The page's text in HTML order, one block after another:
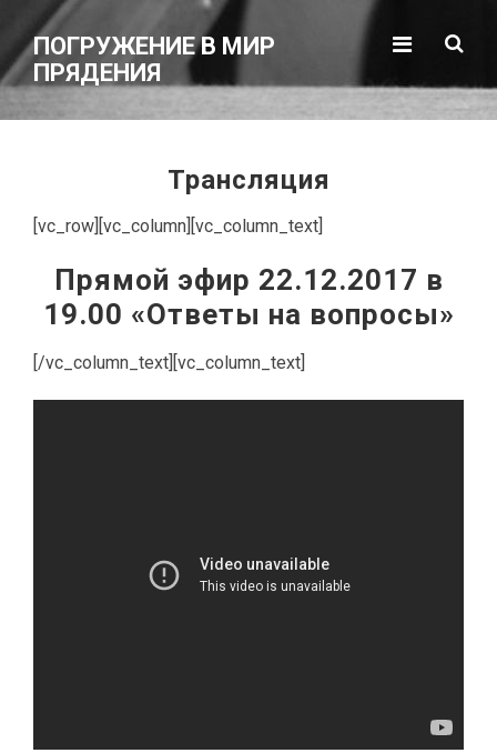
ПОГРУЖЕНИЕ В МИР
ПРЯДЕНИЯ
Трансляция
[vc_row][vc_column][vc_column_text]
Прямой эфир 22.12.2017 в
19.00 «Ответы на вопросы»
[/vc_column_text][vc_column_text]